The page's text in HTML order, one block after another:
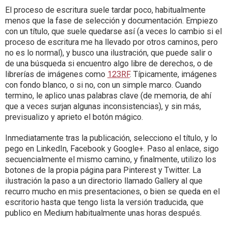
El proceso de escritura suele tardar poco, habitualmente
menos que la fase de selección y documentación. Empiezo
con un título, que suele quedarse así (a veces lo cambio si el
proceso de escritura me ha llevado por otros caminos, pero
no es lo normal), y busco una ilustración, que puede salir o
de una búsqueda si encuentro algo libre de derechos, o de
librerías de imágenes como 123RF. Típicamente, imágenes
con fondo blanco, o si no, con un simple marco. Cuando
termino, le aplico unas palabras clave (de memoria, de ahí
que a veces surjan algunas inconsistencias), y sin más,
previsualizo y aprieto el botón mágico.
Inmediatamente tras la publicación, selecciono el título, y lo
pego en LinkedIn, Facebook y Google+. Paso al enlace, sigo
secuencialmente el mismo camino, y finalmente, utilizo los
botones de la propia página para Pinterest y Twitter. La
ilustración la paso a un directorio llamado Gallery al que
recurro mucho en mis presentaciones, o bien se queda en el
escritorio hasta que tengo lista la versión traducida, que
publico en Medium habitualmente unas horas después.